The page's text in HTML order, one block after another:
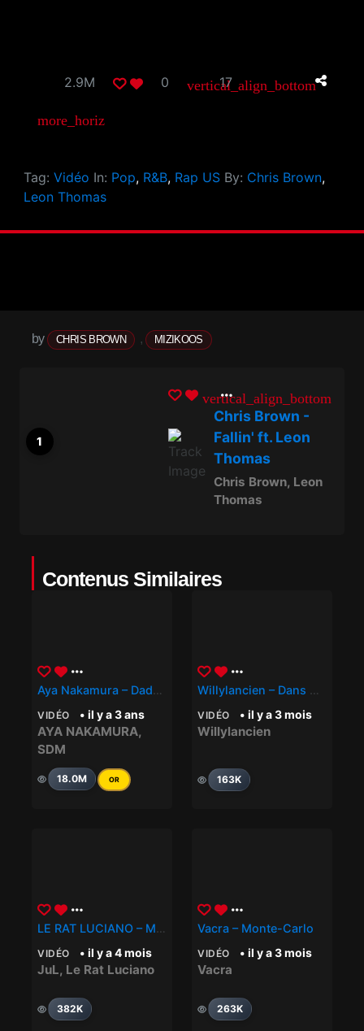
2.9M 0 vertical_align_bottom
17
more_horiz
Tag: Vidéo In: Pop, R&B, Rap US By: Chris Brown,
Leon Thomas
by CHRIS BROWN , MIZIKOOS
vertical_align_bottom
Chris Brown -
Fallin' ft. Leon
Thomas
Chris Brown, Leon
Thomas
Contenus Similaires
Aya Nakamura – Daddy Feat. SDM
VIDÉO • il y a 3 ans
AYA NAKAMURA,
SDM
18.0M OR
Willylancien – Dans Ma Vie
VIDÉO • il y a 3 mois
Willylancien
163K
LE RAT LUCIANO – META (ft. JUL)
VIDÉO • il y a 4 mois
JuL, Le Rat Luciano
382K
Vacra – Monte-Carlo
VIDÉO • il y a 3 mois
Vacra
263K